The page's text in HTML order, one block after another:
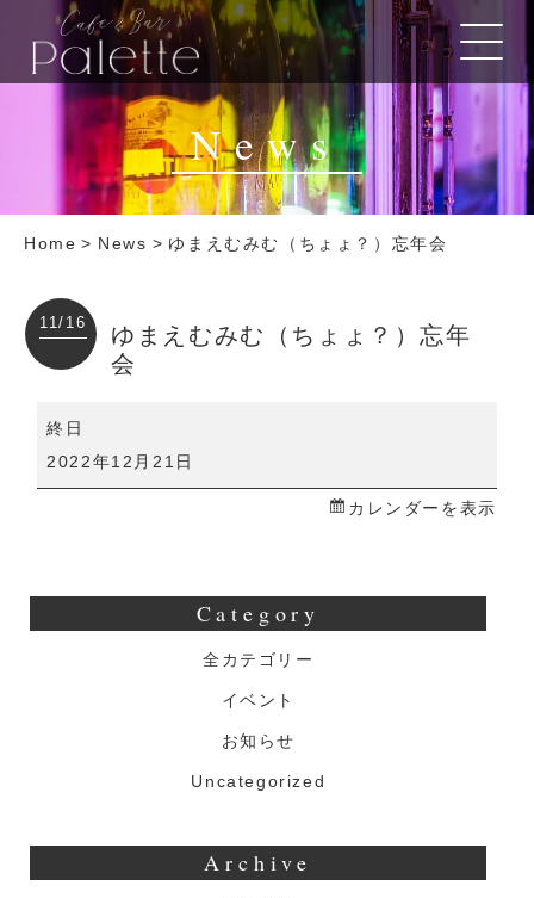
News
Home > News > ゆまえむみむ（ちょょ？）忘年会
11/16
ゆまえむみむ（ちょょ？）忘年
会
ゆ
え
終日
2022年12月21日
カレンダーを表示
Category
全カテゴリー
イベント
お知らせ
Uncategorized
Archive